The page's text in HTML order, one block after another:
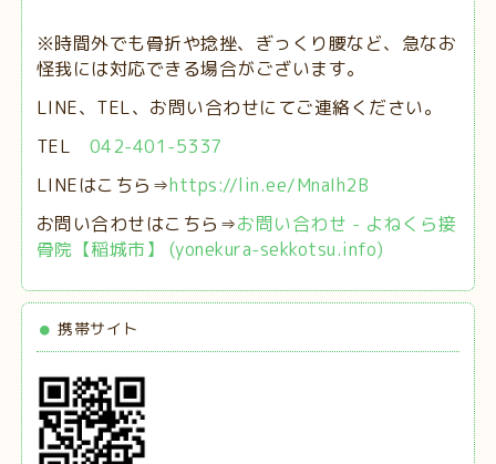
※時間外でも骨折や捻挫、ぎっくり腰など、急なお
怪我には対応できる場合がございます。
LINE、TEL、お問い合わせにてご連絡ください。
TEL 042-401-5337
LINEはこちら⇒https://lin.ee/MnaIh2B
お問い合わせはこちら⇒お問い合わせ - よねくら接
骨院【稲城市】 (yonekura-sekkotsu.info)
携帯サイト